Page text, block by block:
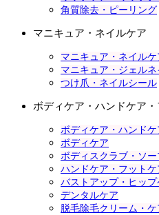
角質除去・ピーリング
マニキュア・ネイルケア
マニキュア・ネイル
マニキュア・ジェルネ
つけ爪・ネイルシール
ボディケア・ハンドケア
ボディケア・ハンド
ボディケア
ボディスクラブ・ソー
ハンドケア・フットケ
バストアップ・ヒップ
デンタルケア
脱毛除毛クリーム・ケ